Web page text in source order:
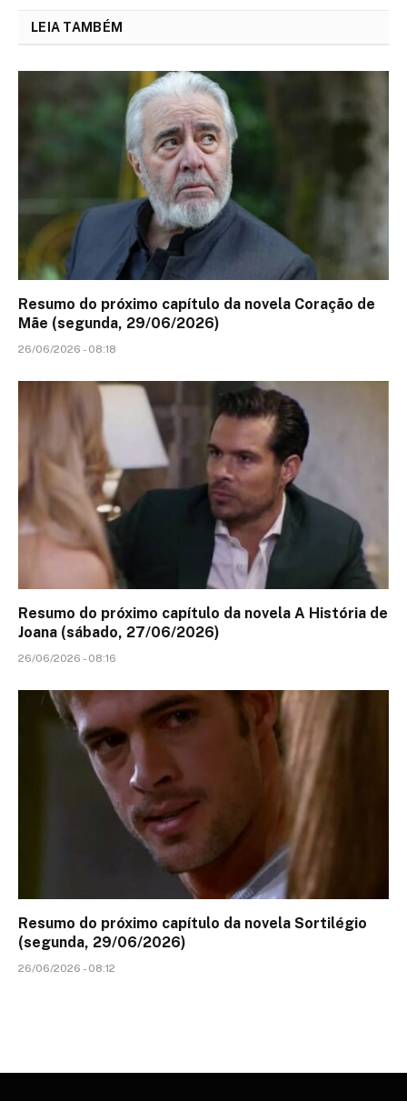
LEIA TAMBÉM
Resumo do próximo capítulo da novela Coração de
Mãe (segunda, 29/06/2026)
26/06/2026 - 08:18
Resumo do próximo capítulo da novela A História de
Joana (sábado, 27/06/2026)
26/06/2026 - 08:16
Resumo do próximo capítulo da novela Sortilégio
(segunda, 29/06/2026)
26/06/2026 - 08:12